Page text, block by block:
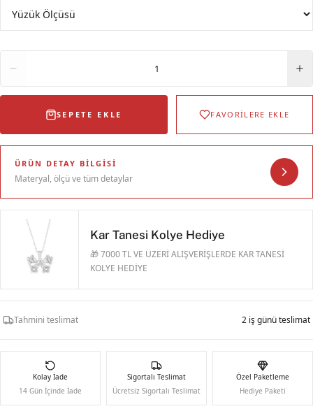
1
SEPETE EKLE FAVORİLERE EKLE
ÜRÜN DETAY BILGISI
Materyal, ölçü ve tüm detaylar
Kar Tanesi Kolye Hediye
🎁 7000 TL VE ÜZERİ ALIŞVERİŞLERDE KAR TANESİ
KOLYE HEDİYE
Tahmini teslimat 2 iş günü teslimat
Kolay İade
14 Gün İçinde İade
Sigortalı Teslimat
Ücretsiz Sigortalı Teslimat
Özel Paketleme
Hediye Paketi